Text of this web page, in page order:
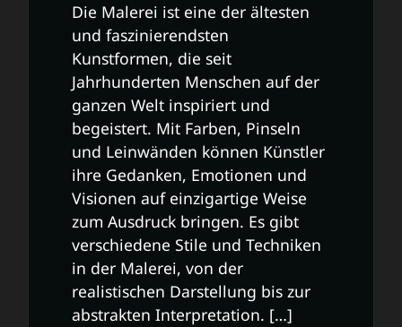
Die Malerei ist eine der ältesten
und faszinierendsten
Kunstformen, die seit
Jahrhunderten Menschen auf der
ganzen Welt inspiriert und
begeistert. Mit Farben, Pinseln
und Leinwänden können Künstler
ihre Gedanken, Emotionen und
Visionen auf einzigartige Weise
zum Ausdruck bringen. Es gibt
verschiedene Stile und Techniken
in der Malerei, von der
realistischen Darstellung bis zur
abstrakten Interpretation. […]